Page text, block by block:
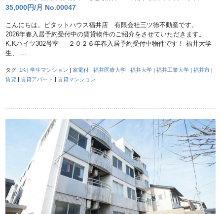
35,000円/月 No.00047
こんにちは。ピタットハウス福井店 有限会社三ツ徳不動産です。
2026年春入居予約受付中の賃貸物件のご紹介をさせていただきます。
K.Kハイツ302号室 ２０２６年春入居予約受付中物件です！ 福井大学
生、 …
タグ: 1K |学生マンション |家電付 |福井医療大学 |福井大学 |福井工業大学 |福井市
賃貸 |賃貸アパート |賃貸マンション